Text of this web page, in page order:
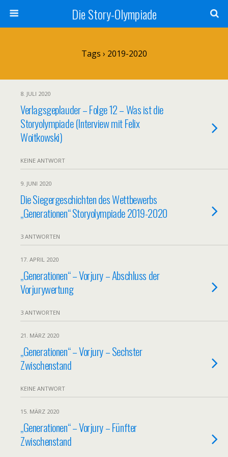
Die Story-Olympiade
Tags › 2019-2020
8. JULI 2020
Verlagsgeplauder – Folge 12 – Was ist die
Storyolympiade (Interview mit Felix
Woitkowski)
KEINE ANTWORT
9. JUNI 2020
Die Siegergeschichten des Wettbewerbs
„Generationen“ Storyolympiade 2019-2020
3 ANTWORTEN
17. APRIL 2020
„Generationen“ – Vorjury – Abschluss der
Vorjurywertung
3 ANTWORTEN
21. MÄRZ 2020
„Generationen“ – Vorjury – Sechster
Zwischenstand
KEINE ANTWORT
15. MÄRZ 2020
„Generationen“ – Vorjury – Fünfter
Zwischenstand